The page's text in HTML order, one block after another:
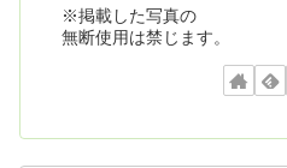
※掲載した写真の
無断使用は禁じます。